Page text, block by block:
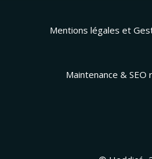
Mentions légales et
Maintenance & SEO